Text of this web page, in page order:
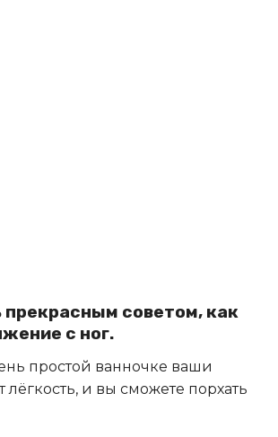
советом, как
с ног.
простой ванночке ваши
лёгкость, и вы сможете порхать